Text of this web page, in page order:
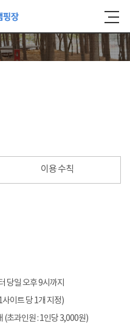
이용 수칙
당일 오후 9시까지
이트 당 1개 지정)
(초과인원 : 1인당 3,000원)